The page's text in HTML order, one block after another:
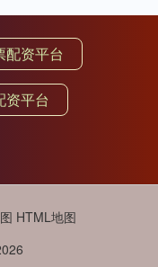
配资平台
资平台
HTML地图